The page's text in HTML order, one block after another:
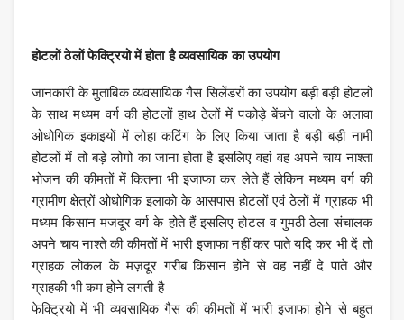
होटलों ठेलों फेक्ट्रियो में होता है व्यवसायिक का उपयोग
जानकारी के मुताबिक व्यवसायिक गैस सिलेंडरों का उपयोग बड़ी बड़ी होटलों
के साथ मध्यम वर्ग की होटलों हाथ ठेलों में पकोड़े बेंचने वालो के अलावा
ओधोगिक इकाइयों में लोहा कटिंग के लिए किया जाता है बड़ी बड़ी नामी
होटलों में तो बड़े लोगो का जाना होता है इसलिए वहां वह अपने चाय नाश्ता
भोजन की कीमतों में कितना भी इजाफा कर लेते हैं लेकिन मध्यम वर्ग की
ग्रामीण क्षेत्रों ओधोगिक इलाको के आसपास होटलों एवं ठेलों में ग्राहक भी
मध्यम किसान मजदूर वर्ग के होते हैं इसलिए होटल व गुमठी ठेला संचालक
अपने चाय नाश्ते की कीमतों में भारी इजाफा नहीं कर पाते यदि कर भी दें तो
ग्राहक लोकल के मज़दूर गरीब किसान होने से वह नहीं दे पाते और
ग्राहकी भी कम होने लगती है
फेक्ट्रियो में भी व्यवसायिक गैस की कीमतों में भारी इजाफा होने से बहुत